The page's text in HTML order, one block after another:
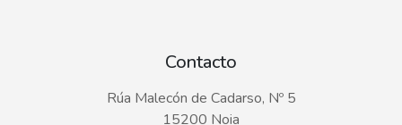
Contacto
Rúa Malecón de Cadarso, Nº 5
15200 Noia